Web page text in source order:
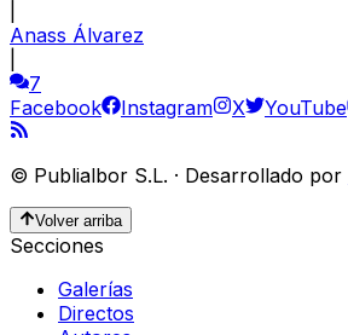
Anass Álvarez
7
Facebook
Instagram X YouTube
© Publialbor S.L. · Desarrollado por
Volver arriba
Secciones
Galerías
Directos